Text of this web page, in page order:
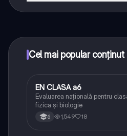
Cel mai popular
Matematică
EN CLASA a6
Evaluarea națională pentru
fizica și biologie
6 1,549 18